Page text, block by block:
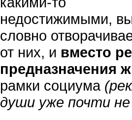
недостижимыми,
словно
от них, и вместо
предназначения
рамки социума
души уже почти